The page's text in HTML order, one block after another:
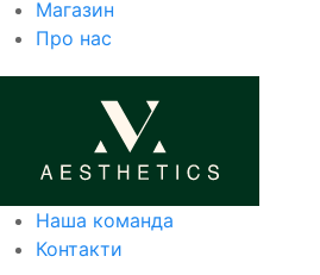
Магазин
Про нас
Наша команда
Контакти